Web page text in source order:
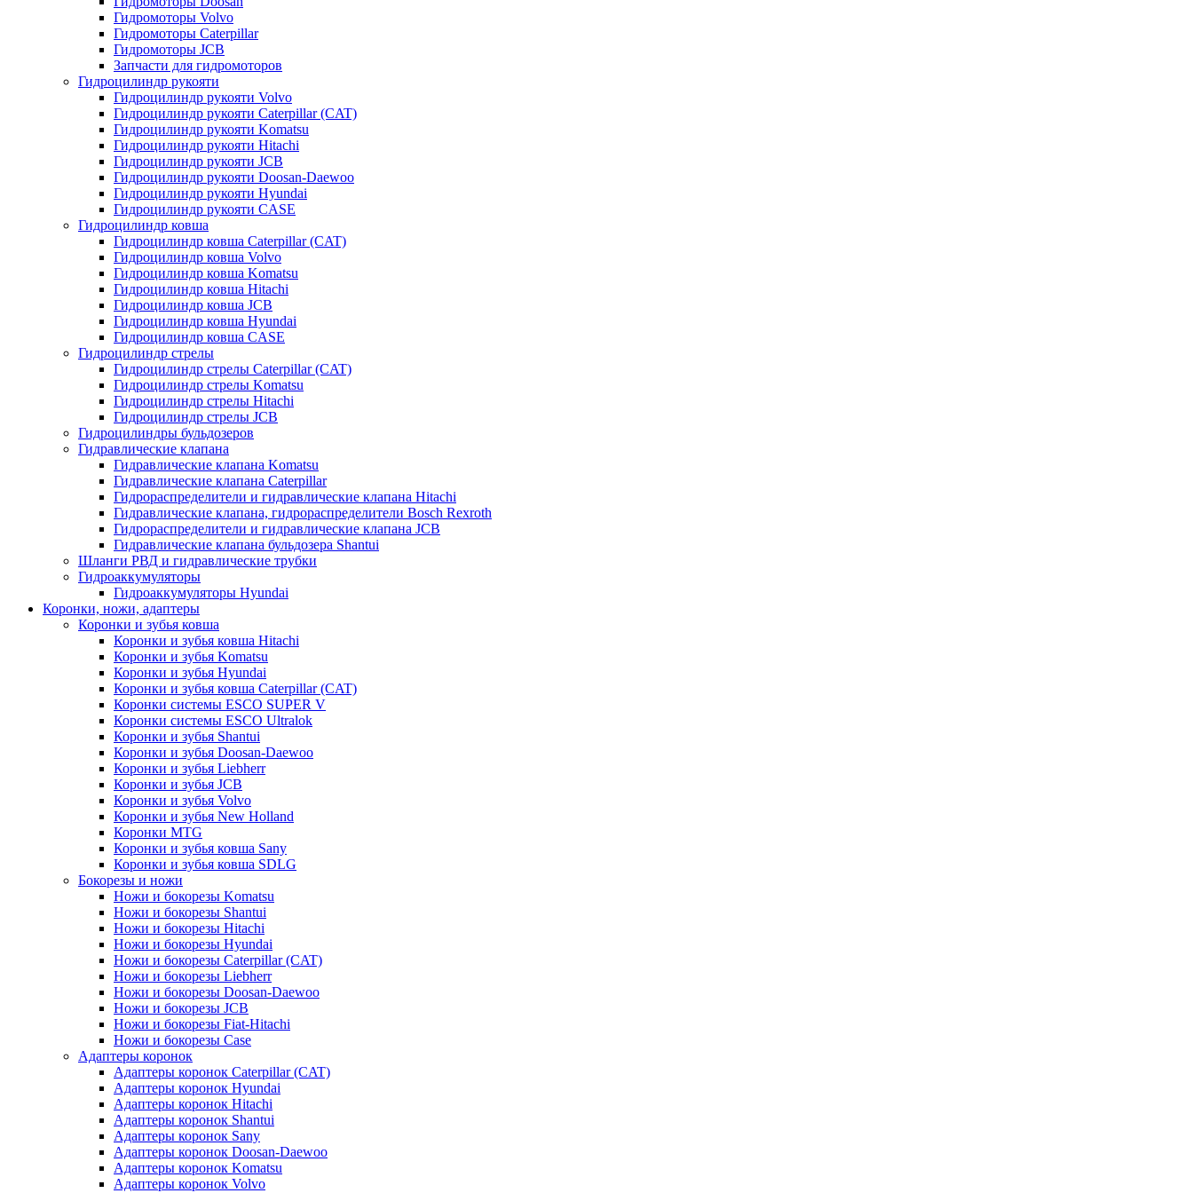
Гидромоторы Volvo
Гидромоторы Caterpillar
Гидромоторы JCB
Запчасти для гидромоторов
Гидроцилиндр рукояти
Гидроцилиндр рукояти Volvo
Гидроцилиндр рукояти Caterpillar (CAT)
Гидроцилиндр рукояти Komatsu
Гидроцилиндр рукояти Hitachi
Гидроцилиндр рукояти JCB
Гидроцилиндр рукояти Doosan-Daewoo
Гидроцилиндр рукояти Hyundai
Гидроцилиндр рукояти CASE
Гидроцилиндр ковша
Гидроцилиндр ковша Caterpillar (CAT)
Гидроцилиндр ковша Volvo
Гидроцилиндр ковша Komatsu
Гидроцилиндр ковша Hitachi
Гидроцилиндр ковша JCB
Гидроцилиндр ковша Hyundai
Гидроцилиндр ковша CASE
Гидроцилиндр стрелы
Гидроцилиндр стрелы Caterpillar (CAT)
Гидроцилиндр стрелы Komatsu
Гидроцилиндр стрелы Hitachi
Гидроцилиндр стрелы JCB
Гидроцилиндры бульдозеров
Гидравлические клапана
Гидравлические клапана Komatsu
Гидравлические клапана Caterpillar
Гидрораспределители и гидравлические клапана Hitachi
Гидравлические клапана, гидрораспределители Bosch Rexroth
Гидрораспределители и гидравлические клапана JCB
Гидравлические клапана бульдозера Shantui
Шланги РВД и гидравлические трубки
Гидроаккумуляторы
Гидроаккумуляторы Hyundai
Коронки, ножи, адаптеры
Коронки и зубья ковша
Коронки и зубья ковша Hitachi
Коронки и зубья Komatsu
Коронки и зубья Hyundai
Коронки и зубья ковша Caterpillar (CAT)
Коронки системы ESCO SUPER V
Коронки системы ESCO Ultralok
Коронки и зубья Shantui
Коронки и зубья Doosan-Daewoo
Коронки и зубья Liebherr
Коронки и зубья JCB
Коронки и зубья Volvo
Коронки и зубья New Holland
Коронки MTG
Коронки и зубья ковша Sany
Коронки и зубья ковша SDLG
Бокорезы и ножи
Ножи и бокорезы Komatsu
Ножи и бокорезы Shantui
Ножи и бокорезы Hitachi
Ножи и бокорезы Hyundai
Ножи и бокорезы Caterpillar (CAT)
Ножи и бокорезы Liebherr
Ножи и бокорезы Doosan-Daewoo
Ножи и бокорезы JCB
Ножи и бокорезы Fiat-Hitachi
Ножи и бокорезы Case
Адаптеры коронок
Адаптеры коронок Caterpillar (CAT)
Адаптеры коронок Hyundai
Адаптеры коронок Hitachi
Адаптеры коронок Shantui
Адаптеры коронок Sany
Адаптеры коронок Doosan-Daewoo
Адаптеры коронок Komatsu
Адаптеры коронок Volvo